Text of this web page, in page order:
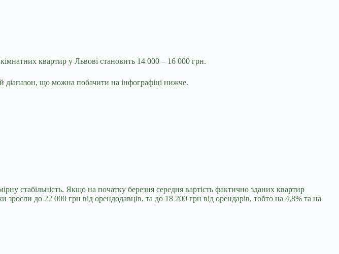
квартир у Львові становить 14 000 – 16 000 грн.
діапазон, що можна побачити на інфографіці нижче.
стабільність. Якщо на початку березня середня вартість фактично зданих квартир
до 22 000 грн від орендодавців, та до 18 200 грн від орендарів, тобто на 4,8% та на